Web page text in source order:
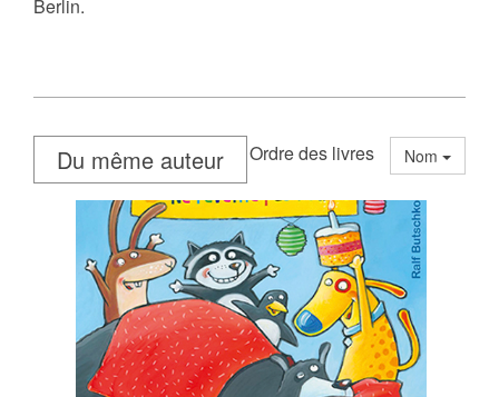
Berlin.
Du même auteur Ordre des livres Nom